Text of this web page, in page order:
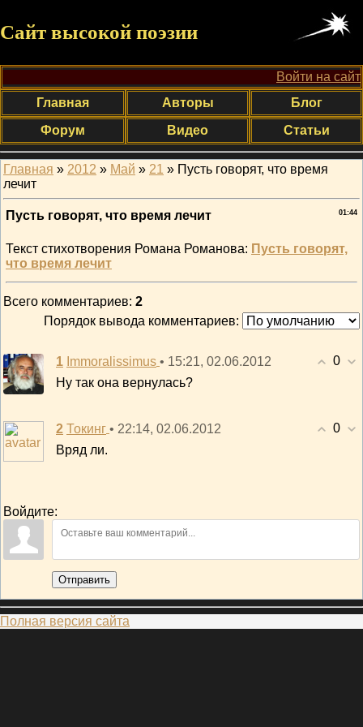
Сайт высокой поэзии
Войти на сайт
Главная
Авторы
Блог
Форум
Видео Статьи
Главная » 2012 » Май » 21 » Пусть говорят, что время
лечит
01:44
Пусть говорят, что время лечит
Текст стихотворения Романа Романова: Пусть говорят,
что время лечит
Всего комментариев: 2
Порядок вывода комментариев:
0
1 Immoralissimus • 15:21, 02.06.2012
Ну так она вернулась?
0
2 Токинг • 22:14, 02.06.2012
Вряд ли.
Войдите:
Отправить
Полная версия сайта